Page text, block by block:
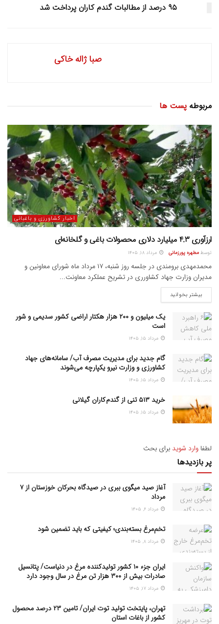
۹۵ درصد از مطالبات گندم کاران پرداخت شد
صبا ژاله خاکی
مربوطه پست ها
اخبار کشاورزی و باغبانی
ارزآوری ۴.۳ میلیارد دلاری محصولات باغی و گلخانه‌ای
توسط مطهره پورزمانی مرداد ۱۸, ۱۴۰۵
محمدمهدی برومندی در جلسه روز شنبه، ۱۷ مرداد ماه شورای معاونین و
مدیران وزارت جهاد کشاورری در تشریح عملکرد معاونت...
بیشتر بخوانید
یک میلیون و ۲۰۰ هزار هکتار اراضی کشور سدیمی و شور
است
مرداد ۱۵, ۱۴۰۵
گام جدید برای مدیریت مصرف آب/ سامانه‌های جهاد
کشاورزی و وزارت نیرو یکپارچه می‌شوند
مرداد ۱۵, ۱۴۰۵
خرید ۵۱۳ تنی از گندم کاران گیلانی
مرداد ۱۵, ۱۴۰۵
لطفا وارد شوید برای بحث
پر بازدیدها
آغاز صید میگوی ببری در صیدگاه بحرکان خوزستان از ۷
مرداد
مرداد ۶, ۱۴۰۵
تخم‌مرغ بسته‌بندی؛ کیفیتی که باید تضمین شود
مرداد ۸, ۱۴۰۵
ایران جزء ۱۰ کشور تولیدکننده مرغ در دنیاست/ پتانسیل
صادرات بیش از ۳۰۰ هزار تن مرغ در سال وجود دارد
مرداد ۱۷, ۱۴۰۵
تهران، پایتخت تولید توت ایران/ تامین ۲۳ درصد محصول
کشور از باغات استان